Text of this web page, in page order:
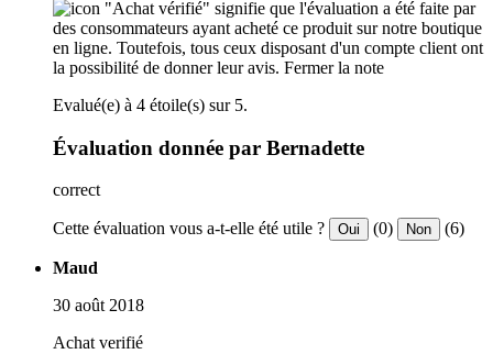
"Achat vérifié" signifie que l'évaluation a été faite par
des consommateurs ayant acheté ce produit sur notre boutique
en ligne. Toutefois, tous ceux disposant d'un compte client ont
la possibilité de donner leur avis. Fermer la note
Evalué(e) à 4 étoile(s) sur 5.
Évaluation donnée par Bernadette
correct
Cette évaluation vous a-t-elle été utile ? Oui (0) Non (6)
Maud
30 août 2018
Achat verifié